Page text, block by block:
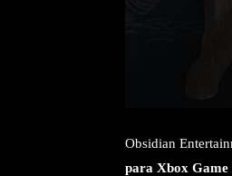
Obsidian
para Xbox Game